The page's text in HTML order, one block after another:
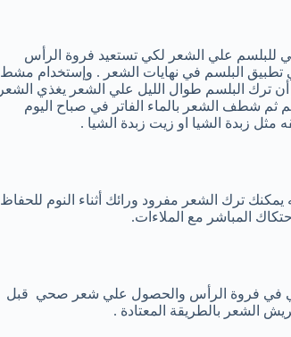
للبلسم علي الشعر لكي تستعيد فروة الرأس
تطبيق البلسم في نهايات الشعر . وإستخدام مشط
ترك البلسم طوال الليل علي الشعر يغذي الشعر
شطف الشعر بالماء الفاتر في صباح اليوم
زبدة الشيا او زيت زبدة الشيا .
ترك الشعر مفرود ورائك أثناء النوم للحفاظ
المباشر مع الملاءات.
في فروة الرأس والحصول علي شعر صحي قبل
الشعر بالطريقة المعتادة .